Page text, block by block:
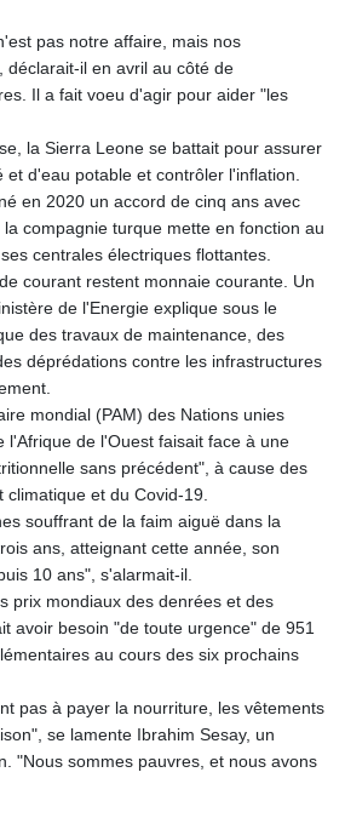
NIO 42.474869
NPR 175.761776
PAB 1.154277
PGK 5.099806
PHP 70.29585
PLN 4.303828
RSD 117.319946
RWF 1695.667973
SAR 4.324335
SCR 16.728727
SDG 691.847008
SRD 43.627022
STN 24.503872
pas notre affaire, mais nos
déclarait-il en avril au côté de
Il a fait voeu d'agir pour aider "les
la Sierra Leone se battait pour assurer
et d'eau potable et contrôler l'inflation.
en 2020 un accord de cinq ans avec
compagnie turque mette en fonction au
centrales électriques flottantes.
courant restent monnaie courante. Un
de l'Energie explique sous le
des travaux de maintenance, des
déprédations contre les infrastructures
mondial (PAM) des Nations unies
l'Afrique de l'Ouest faisait face à une
sans précédent", à cause des
climatique et du Covid-19.
souffrant de la faim aiguë dans la
ans, atteignant cette année, son
10 ans", s'alarmait-il.
prix mondiaux des denrées et des
avoir besoin "de toute urgence" de 951
au cours des six prochains
pas à payer la nourriture, les vêtements
se lamente Ibrahim Sesay, un
"Nous sommes pauvres, et nous avons